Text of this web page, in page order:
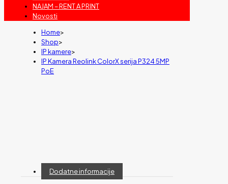
NAJAM – RENT A PRINT
Novosti
Home>
Shop>
IP kamere>
IP Kamera Reolink ColorX serija P324 5MP
PoE
Dodatne informacije